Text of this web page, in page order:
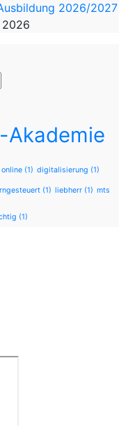
2026/2027
2026
Akademie
(1) digitalisierung (1)
(1) liebherr (1) mts
(1)